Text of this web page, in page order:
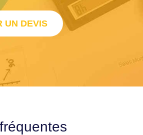
UN DEVIS